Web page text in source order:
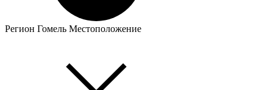
Регион Гомель Местоположение